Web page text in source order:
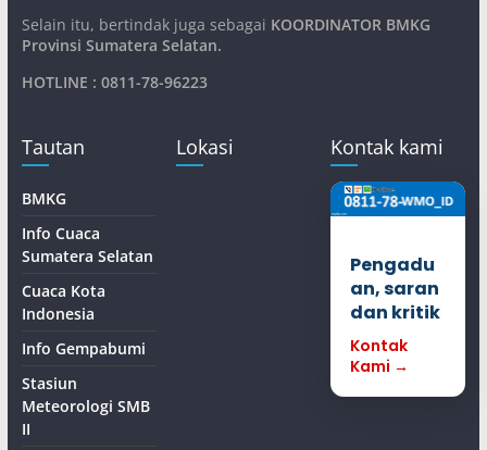
Selain itu, bertindak juga sebagai KOORDINATOR BMKG
Provinsi Sumatera Selatan.
HOTLINE : 0811-78-96223
Tautan
BMKG
Info Cuaca
Sumatera Selatan
Cuaca Kota
Indonesia
Info Gempabumi
Stasiun
Meteorologi SMB
II
Lokasi Kontak kami
Pengadu
an, saran
dan kritik
Kontak
Kami →